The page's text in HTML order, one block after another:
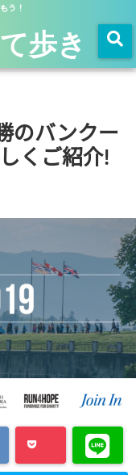
う！
歩き
のバンクー
くご紹介!